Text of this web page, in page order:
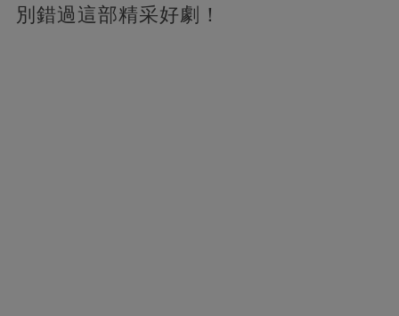
別錯過這部精采好劇！